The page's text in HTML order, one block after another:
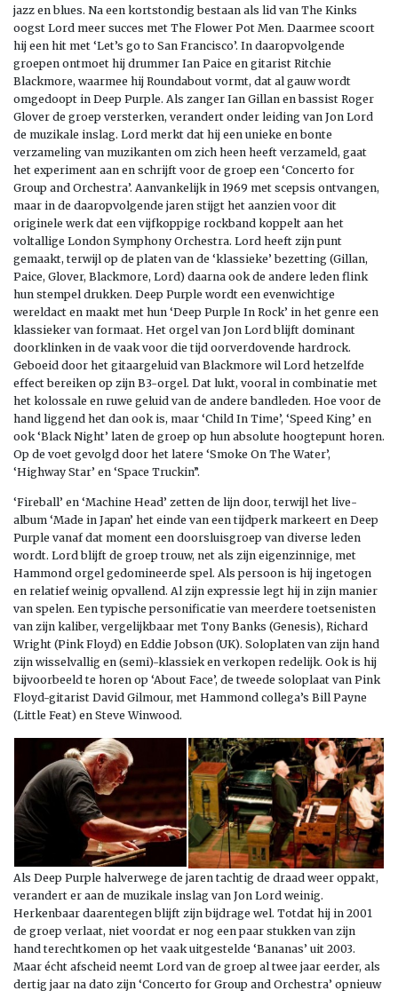
jazz en blues. Na een kortstondig bestaan als lid van The Kinks
oogst Lord meer succes met The Flower Pot Men. Daarmee scoort
hij een hit met ‘Let’s go to San Francisco’. In daaropvolgende
groepen ontmoet hij drummer Ian Paice en gitarist Ritchie
Blackmore, waarmee hij Roundabout vormt, dat al gauw wordt
omgedoopt in Deep Purple. Als zanger Ian Gillan en bassist Roger
Glover de groep versterken, verandert onder leiding van Jon Lord
de muzikale inslag. Lord merkt dat hij een unieke en bonte
verzameling van muzikanten om zich heen heeft verzameld, gaat
het experiment aan en schrijft voor de groep een ‘Concerto for
Group and Orchestra’. Aanvankelijk in 1969 met scepsis ontvangen,
maar in de daaropvolgende jaren stijgt het aanzien voor dit
originele werk dat een vijfkoppige rockband koppelt aan het
voltallige London Symphony Orchestra. Lord heeft zijn punt
gemaakt, terwijl op de platen van de ‘klassieke’ bezetting (Gillan,
Paice, Glover, Blackmore, Lord) daarna ook de andere leden flink
hun stempel drukken. Deep Purple wordt een evenwichtige
wereldact en maakt met hun ‘Deep Purple In Rock’ in het genre een
klassieker van formaat. Het orgel van Jon Lord blijft dominant
doorklinken in de vaak voor die tijd oorverdovende hardrock.
Geboeid door het gitaargeluid van Blackmore wil Lord hetzelfde
effect bereiken op zijn B3-orgel. Dat lukt, vooral in combinatie met
het kolossale en ruwe geluid van de andere bandleden. Hoe voor de
hand liggend het dan ook is, maar ‘Child In Time’, ‘Speed King’ en
ook ‘Black Night’ laten de groep op hun absolute hoogtepunt horen.
Op de voet gevolgd door het latere ‘Smoke On The Water’,
‘Highway Star’ en ‘Space Truckin”.
‘Fireball’ en ‘Machine Head’ zetten de lijn door, terwijl het live-
album ‘Made in Japan’ het einde van een tijdperk markeert en Deep
Purple vanaf dat moment een doorsluisgroep van diverse leden
wordt. Lord blijft de groep trouw, net als zijn eigenzinnige, met
Hammond orgel gedomineerde spel. Als persoon is hij ingetogen
en relatief weinig opvallend. Al zijn expressie legt hij in zijn manier
van spelen. Een typische personificatie van meerdere toetsenisten
van zijn kaliber, vergelijkbaar met Tony Banks (Genesis), Richard
Wright (Pink Floyd) en Eddie Jobson (UK). Soloplaten van zijn hand
zijn wisselvallig en (semi)-klassiek en verkopen redelijk. Ook is hij
bijvoorbeeld te horen op ‘About Face’, de tweede soloplaat van Pink
Floyd-gitarist David Gilmour, met Hammond collega’s Bill Payne
(Little Feat) en Steve Winwood.
Als Deep Purple halverwege de jaren tachtig de draad weer oppakt,
verandert er aan de muzikale inslag van Jon Lord weinig.
Herkenbaar daarentegen blijft zijn bijdrage wel. Totdat hij in 2001
de groep verlaat, niet voordat er nog een paar stukken van zijn
hand terechtkomen op het vaak uitgestelde ‘Bananas’ uit 2003.
Maar écht afscheid neemt Lord van de groep al twee jaar eerder, als
dertig jaar na dato zijn ‘Concerto for Group and Orchestra’ opnieuw